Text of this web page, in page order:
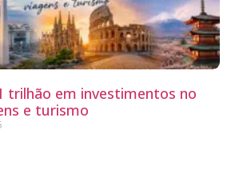
trilhão em investimentos no
e turismo